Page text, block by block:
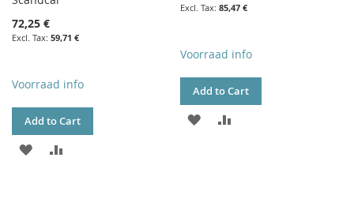
72,25 €
59,71 €
Voorraad info
Add to Cart
ADD
85,47 €
Voorraad info
Add to Cart
ADD